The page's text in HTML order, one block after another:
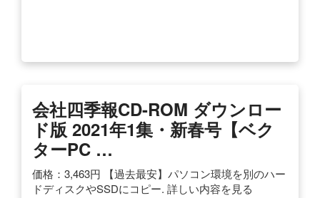
会社四季報CD-ROM ダウンロー
ド版 2021年1集・新春号【ベク
ターPC …
価格：3,463円 【過去最安】パソコン環境を別のハー
ドディスクやSSDにコピー. 詳しい内容を見る